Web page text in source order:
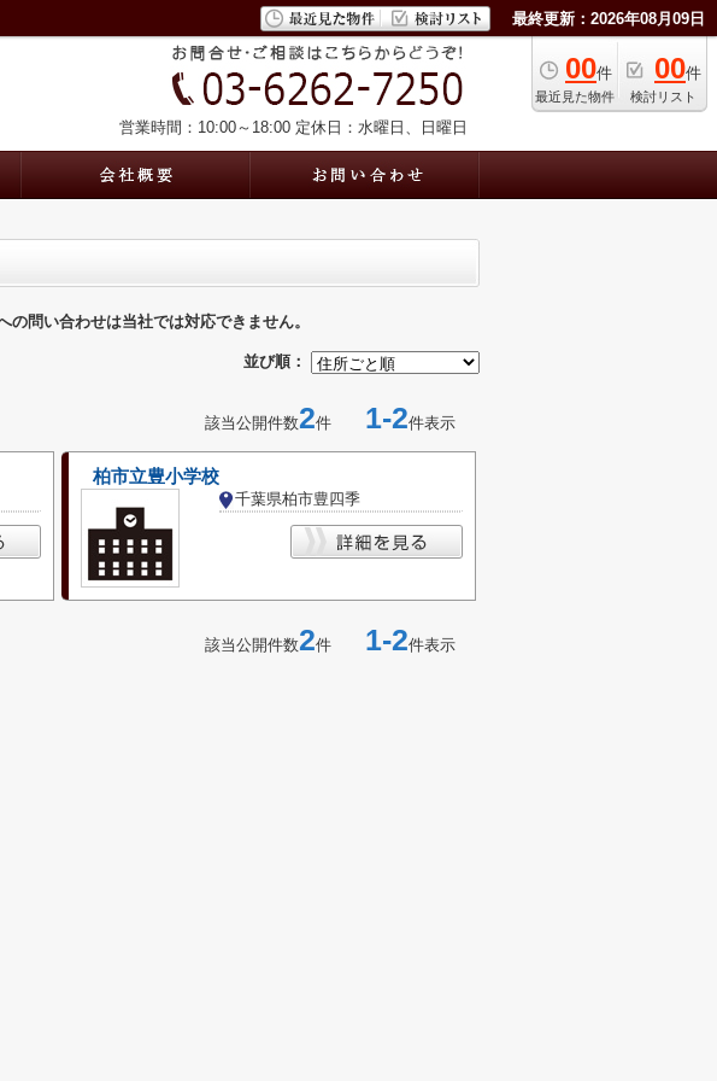
最終更新：2026年08月09日
00件
最近見た物件
00件
検討リスト
営業時間：10:00～18:00 定休日：水曜日、日曜日
問い合わせは当社では対応できません。
並び順：
該当公開件数2件 1-2件表示
柏市立豊小学校
千葉県柏市豊四季
該当公開件数2件 1-2件表示